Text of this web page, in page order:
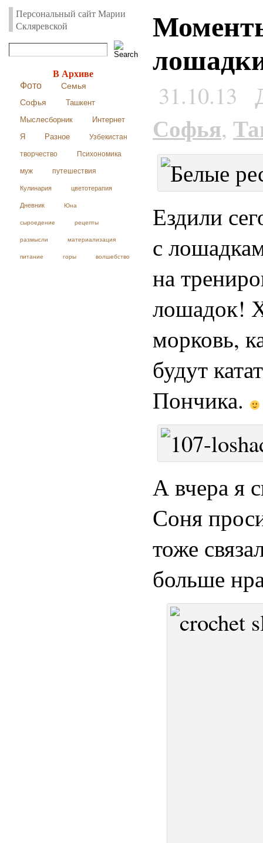
Персональный сайт Марии
Скляревской
В Архиве
Фото Семья
Софья
Ташкент
Мыслесборник
Интернет
Я Разное Узбекистан
творчество Психономика
муж путешествия
Кулинария цветотерапия
Дневник Юна
сыроедение рецепты
размысли материализация
питание горы волшебство
31.10.13
Софья,
Ездили
с
на
лошадок!
морковь,
будут
Пончика.
А вчера я
Соня
тоже
больше